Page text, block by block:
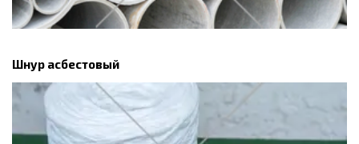
Шнур асбестовый